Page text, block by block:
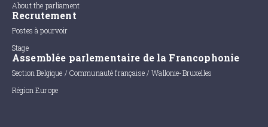
About the parliament
Recrutement
Postes à pourvoir
Stage
Assemblée parlementaire de la Francophonie
Section Belgique / Communauté française / Wallonie-Bruxelles
Région Europe